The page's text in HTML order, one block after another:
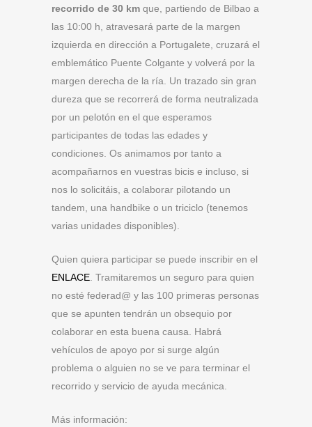
recorrido de 30 km que, partiendo de Bilbao a
las 10:00 h, atravesará parte de la margen
izquierda en dirección a Portugalete, cruzará el
emblemático Puente Colgante y volverá por la
margen derecha de la ría. Un trazado sin gran
dureza que se recorrerá de forma neutralizada
por un pelotón en el que esperamos
participantes de todas las edades y
condiciones. Os animamos por tanto a
acompañarnos en vuestras bicis e incluso, si
nos lo solicitáis, a colaborar pilotando un
tandem, una handbike o un triciclo (tenemos
varias unidades disponibles).
Quien quiera participar se puede inscribir en el
ENLACE . Tramitaremos un seguro para quien
no esté federad@ y las 100 primeras personas
que se apunten tendrán un obsequio por
colaborar en esta buena causa. Habrá
vehículos de apoyo por si surge algún
problema o alguien no se ve para terminar el
recorrido y servicio de ayuda mecánica.
Más información: